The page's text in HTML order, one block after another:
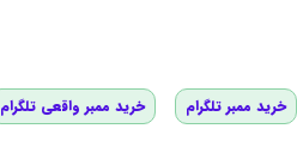
خرید ممبر تلگرام خرید ممبر واقعی تلگرام